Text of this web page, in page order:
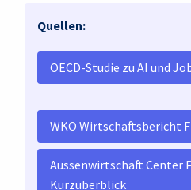
Quellen:
OECD-Studie zu AI und
WKO Wirtschaftsbericht
Aussenwirtschaft Center
Kurzüberblick